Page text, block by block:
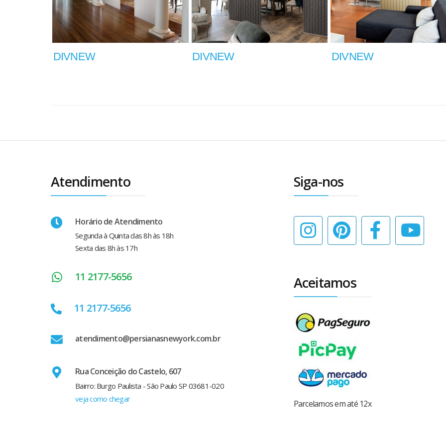
DIVNEW DIVNEW DIVNEW
Atendimento
Horário de Atendimento
Segunda à Quinta das 8h às 18h
Sexta das 8h às 17h
11 2177-5656
11 2177-5656
atendimento@persianasnewyork.com.br
Rua Conceição do Castelo, 607
Bairro: Burgo Paulista - São Paulo SP 03681-020
veja como chegar
Siga-nos
Aceitamos
Parcelamos em até 12x